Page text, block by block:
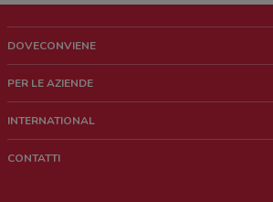
DOVECONVIENE
Chi siamo
Lavora con noi
PER LE AZIENDE
Richieste commerciali e marketing
INTERNATIONAL
CONTATTI